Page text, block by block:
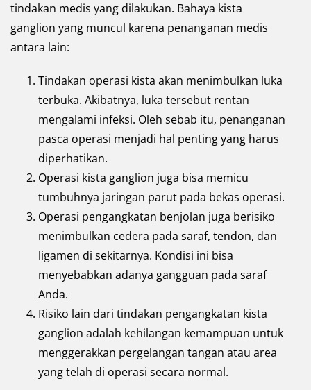
tindakan medis yang dilakukan. Bahaya kista
ganglion yang muncul karena penanganan medis
antara lain:
Tindakan operasi kista akan menimbulkan luka
terbuka. Akibatnya, luka tersebut rentan
mengalami infeksi. Oleh sebab itu, penanganan
pasca operasi menjadi hal penting yang harus
diperhatikan.
Operasi kista ganglion juga bisa memicu
tumbuhnya jaringan parut pada bekas operasi.
Operasi pengangkatan benjolan juga berisiko
menimbulkan cedera pada saraf, tendon, dan
ligamen di sekitarnya. Kondisi ini bisa
menyebabkan adanya gangguan pada saraf
Anda.
Risiko lain dari tindakan pengangkatan kista
ganglion adalah kehilangan kemampuan untuk
menggerakkan pergelangan tangan atau area
yang telah di operasi secara normal.